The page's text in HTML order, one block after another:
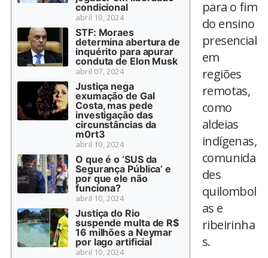
condicional
abril 10, 2024
STF: Moraes
determina abertura de
inquérito para apurar
conduta de Elon Musk
abril 07, 2024
Justiça nega
exumação de Gal
Costa, mas pede
investigação das
circunstâncias da
m0rt3
abril 10, 2024
O que é o ‘SUS da
Segurança Pública’ e
por que ele não
funciona?
abril 10, 2024
Justiça do Rio
suspende multa de R$
16 milhões a Neymar
por lago artificial
abril 10, 2024
para o fim
do ensino
presencial
em
regiões
remotas,
como
aldeias
indígenas,
comunida
des
quilombol
as e
ribeirinha
s.